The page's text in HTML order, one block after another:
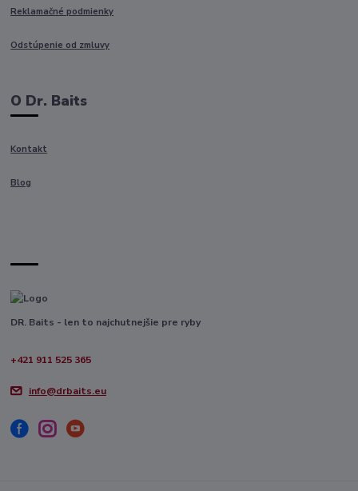
Reklamačné podmienky
Odstúpenie od zmluvy
O Dr. Baits
Kontakt
Blog
DR. Baits - len to najchutnejšie pre ryby
+421 911 525 365
info@drbaits.eu